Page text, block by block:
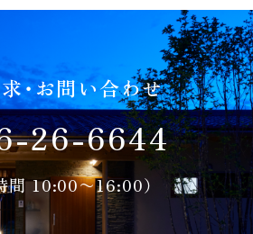
・お問い合わせ
26-6644
間 10:00〜16:00）